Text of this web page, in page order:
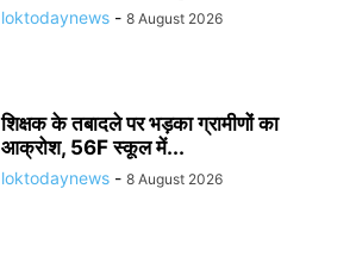
loktodaynews - 8 August 2026
शिक्षक के तबादले पर भड़का ग्रामीणों का
आक्रोश, 56F स्कूल में...
loktodaynews - 8 August 2026